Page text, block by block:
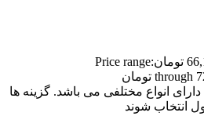
تومانPrice range:
انواع مختلفی می باشد. گزینه ها
انتخاب شوند